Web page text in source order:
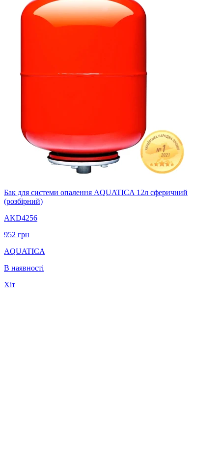
Бак для системи опалення AQUATICA 12л сферичний
(розбірний)
AKD4256
952 грн
AQUATICA
В наявності
Хіт